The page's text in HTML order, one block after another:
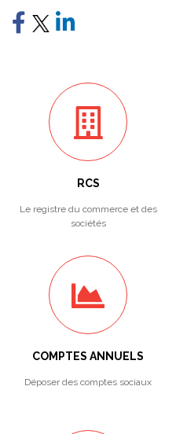
RCS
Le registre du commerce et des
sociétés
COMPTES ANNUELS
Déposer des comptes sociaux